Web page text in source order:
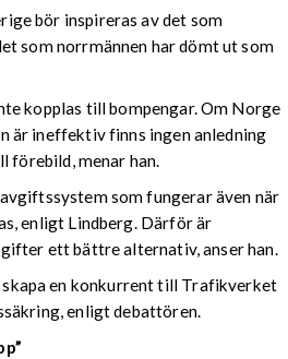
bör inspireras av det som
som norrmännen har dömt ut som
kopplas till bompengar. Om Norge
är ineffektiv finns ingen anledning
förebild, menar han.
som fungerar även när
enligt Lindberg. Därför är
ett bättre alternativ, anser han.
en konkurrent till Trafikverket
enligt debattören.